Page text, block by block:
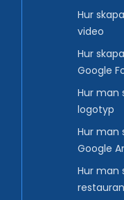
Hur
video
Hur
Google
Hur man
logotyp
Hur man
Google
Hur man